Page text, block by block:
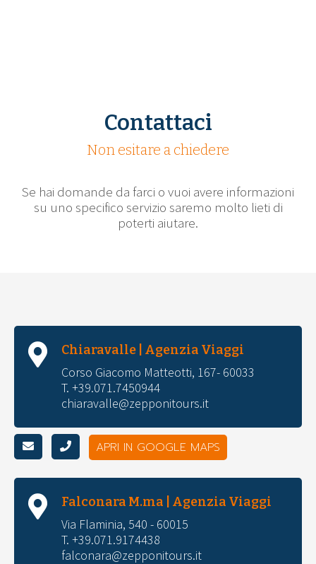
Contattaci
Non esitare a chiedere
Se hai domande da farci o vuoi avere informazioni
su uno specifico servizio saremo molto lieti di
poterti aiutare.
Chiaravalle | Agenzia Viaggi
Corso Giacomo Matteotti, 167- 60033
T. +39.071.7450944
chiaravalle@zepponitours.it
APRI IN GOOGLE MAPS
Falconara M.ma | Agenzia Viaggi
Via Flaminia, 540 - 60015
T. +39.071.9174438
falconara@zepponitours.it